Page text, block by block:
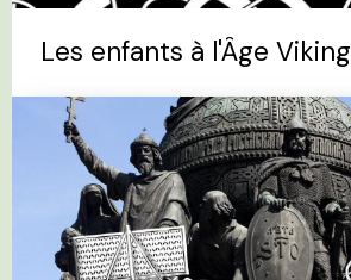
Les enfants à l'Âge Viking